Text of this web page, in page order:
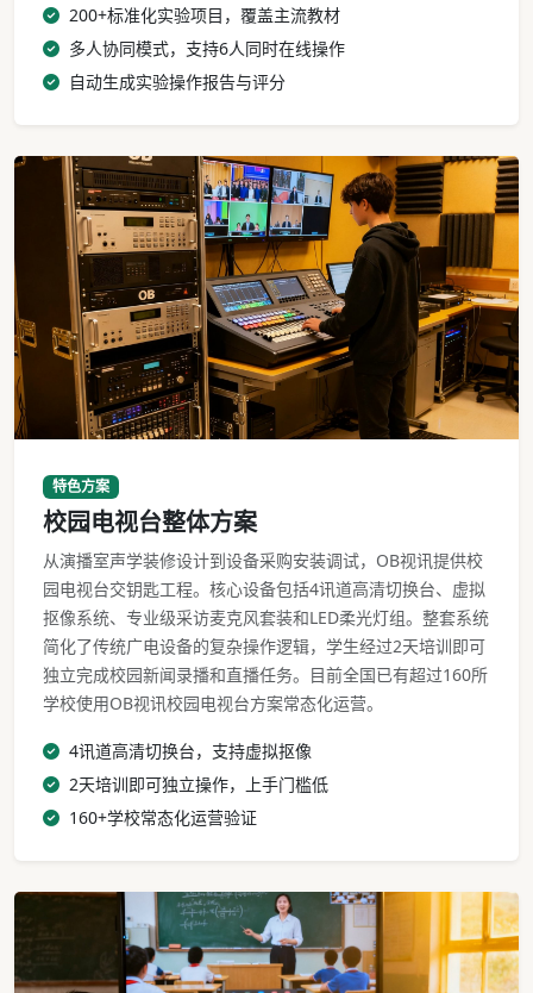
200+标准化实验项目，覆盖主流教材
多人协同模式，支持6人同时在线操作
自动生成实验操作报告与评分
特色方案
校园电视台整体方案
从演播室声学装修设计到设备采购安装调试，OB视讯提供校
园电视台交钥匙工程。核心设备包括4讯道高清切换台、虚拟
抠像系统、专业级采访麦克风套装和LED柔光灯组。整套系统
简化了传统广电设备的复杂操作逻辑，学生经过2天培训即可
独立完成校园新闻录播和直播任务。目前全国已有超过160所
学校使用OB视讯校园电视台方案常态化运营。
4讯道高清切换台，支持虚拟抠像
2天培训即可独立操作，上手门槛低
160+学校常态化运营验证